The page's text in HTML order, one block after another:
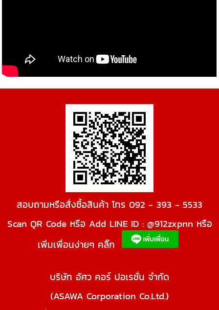
สอบถามหรือสั่งซื้อสินค้า โทร 092 - 393 - 5533
Scan QR Code หรือ Add LINE ID : @912zxpnn หรือ
เพิ่มเพื่อนง่ายๆ คลิ๊ก
บริษัท อัศว คอร์ ปอเรชั่น จำกัด
(ASAWA Corporation Co.Ltd.)